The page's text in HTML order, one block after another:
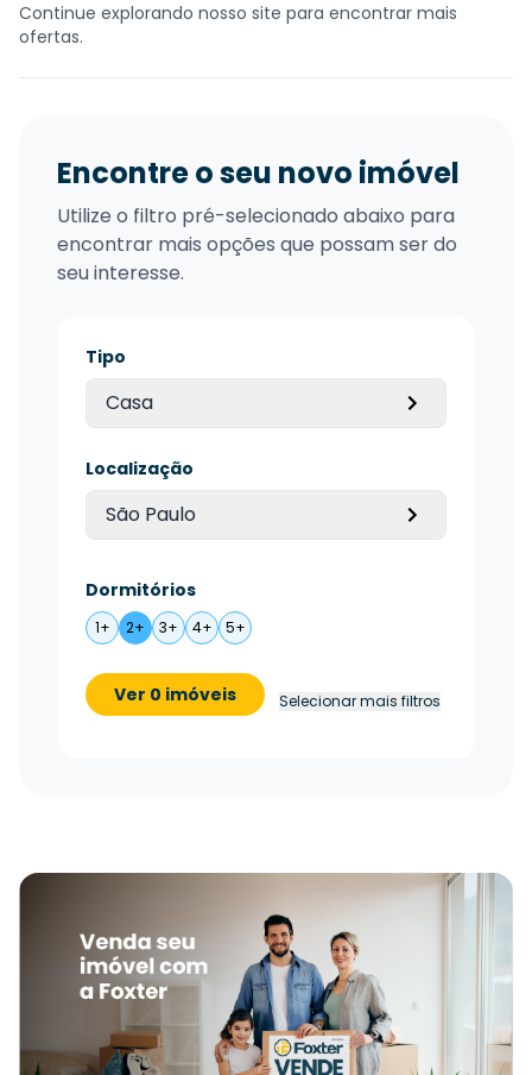
Continue explorando nosso site para encontrar mais
ofertas.
Encontre o seu novo imóvel
Utilize o filtro pré-selecionado abaixo para
encontrar mais opções que possam ser do
seu interesse.
Tipo
Casa
Localização
São Paulo
Dormitórios
1+ 2+ 3+ 4+ 5+
Ver 0 imóveis Selecionar mais filtros